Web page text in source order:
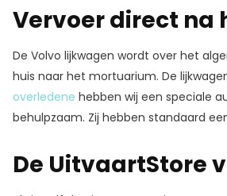
Vervoer direct na
De Volvo lijkwagen wordt over het
huis naar het mortuarium. De
overledene hebben wij een speciale
behulpzaam. Zij hebben standaard
De UitvaartStore